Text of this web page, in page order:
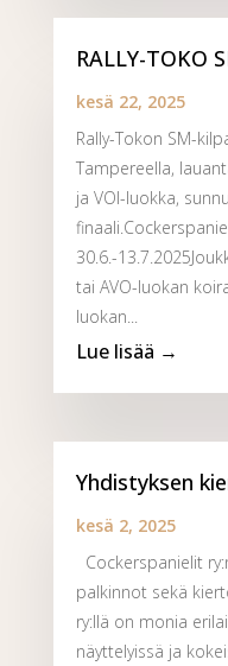
RALLY-TOKO
kesä 22, 2025
Rally-Tokon SM-
Tampereella,
ja VOI-luokka,
30.6.-
tai AVO-luokan
luokan...
Yhdistyksen
kesä 2, 2025
Cockerspanielit
palkinnot sekä
ry:llä on monia
näyttelyissä ja